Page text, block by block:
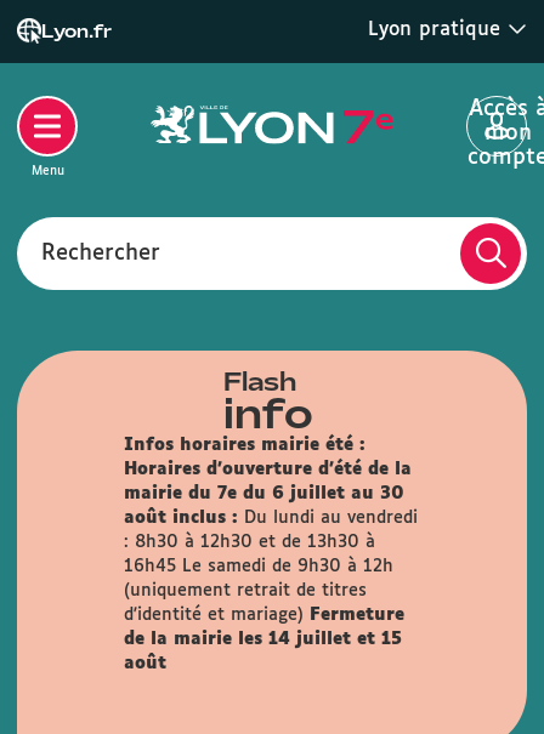
Lyon.fr Lyon pratique
Rechercher
Accès
mon
Menu
Flash
info
Infos horaires mairie été :
Horaires d'ouverture d'été de la
mairie du 7e du 6 juillet au 30
août inclus :
Du lundi au vendredi
: 8h30 à 12h30 et de 13h30 à
16h45
Le samedi de 9h30 à 12h
(uniquement retrait de titres
d'identité et mariage)
Fermeture
de la mairie les 14 juillet et 15
août